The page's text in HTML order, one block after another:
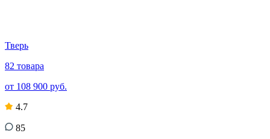
Тверь
82 товара
от 108 900 руб.
4.7
85